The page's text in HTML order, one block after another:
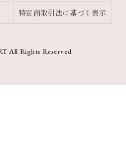
特定商取引法に基づく表示
All Rights Reserved.